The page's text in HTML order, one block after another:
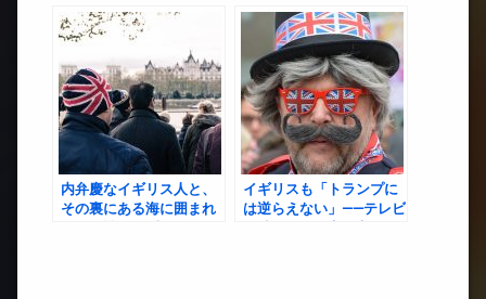
み解く方法
内弁慶なイギリス人と、
その裏にある海に囲まれ
イギリスも「トランプに
は逆らえない」——テレビ